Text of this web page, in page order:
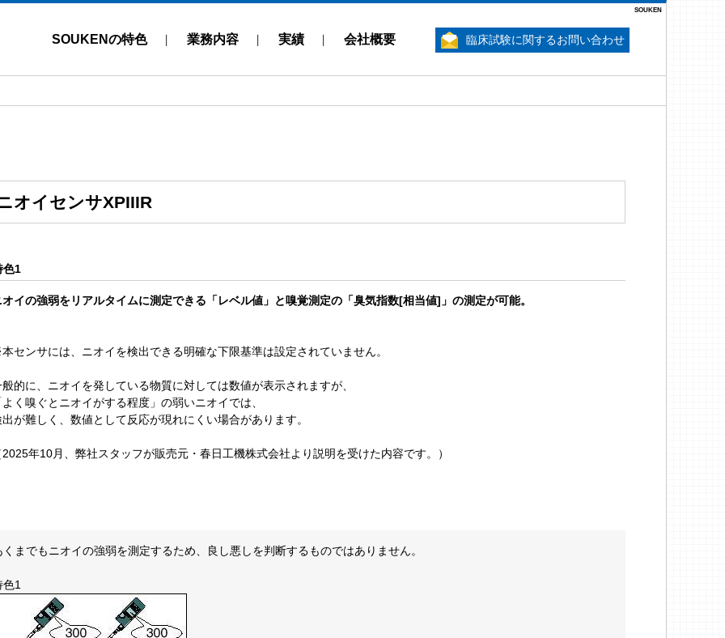
SOUKEN
SOUKENの特色 業務内容 実績 会社概要 臨床試験に関するお問い合わせ
オイセンサXPIIIR
色1
イの強弱をリアルタイムに測定できる「レベル値」と嗅覚測定の「臭気指数[相当値]」の測定が可能。
センサには、ニオイを検出できる明確な下限基準は設定されていません。
的に、ニオイを発している物質に対しては数値が表示されますが、
く嗅ぐとニオイがする程度」の弱いニオイでは、
が難しく、数値として反応が現れにくい場合があります。
年10月、弊社スタッフが販売元・春日工機株式会社より説明を受けた内容です。）
くまでもニオイの強弱を測定するため、良し悪しを判断するものではありません。
色1